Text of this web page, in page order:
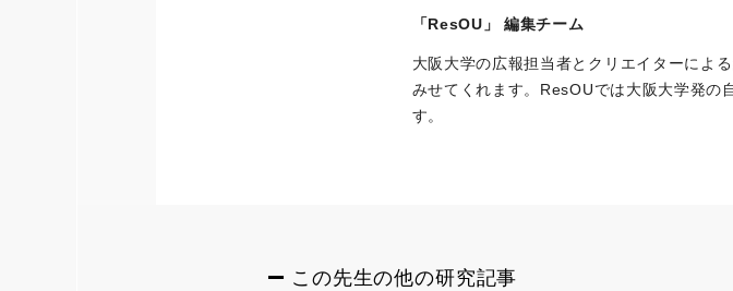
「ResOU」 編集チーム
大阪大学の広報担当者とクリエイターによ
みせてくれます。ResOUでは大阪大学発の
す。
この先生の他の研究記事